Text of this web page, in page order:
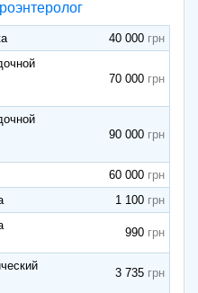
40 000
70 000
90 000
60 000
1 100
990
3 735